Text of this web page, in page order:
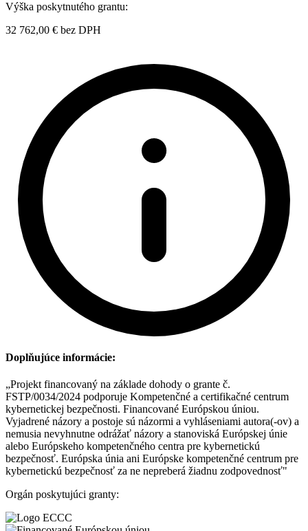
Výška poskytnutého grantu:
32 762,00 € bez DPH
Doplňujúce informácie:
„Projekt financovaný na základe dohody o grante č.
FSTP/0034/2024 podporuje Kompetenčné a certifikačné centrum
kybernetickej bezpečnosti. Financované Európskou úniou.
Vyjadrené názory a postoje sú názormi a vyhláseniami autora(-ov) a
nemusia nevyhnutne odrážať názory a stanoviská Európskej únie
alebo Európskeho kompetenčného centra pre kybernetickú
bezpečnosť. Európska únia ani Európske kompetenčné centrum pre
kybernetickú bezpečnosť za ne nepreberá žiadnu zodpovednosť"
Orgán poskytujúci granty: